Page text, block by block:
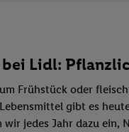
Lidl:
Frühstück oder
gibt es
wir jedes Jahr dazu ein,